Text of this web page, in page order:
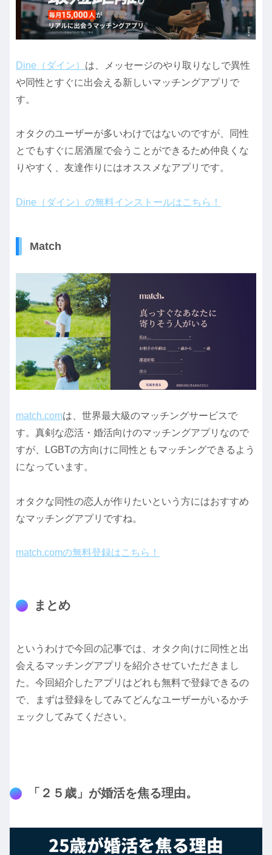
Dine（ダイン） は、メッセージのやり取りなしで異性
や同性とすぐに出会える新しいマッチングアプリで
す。
オタクのユーザーが多いわけではないのですが、同性
とでもすぐに居酒屋で会うことができるため仲良くな
りやすく、友達作りにはオススメなアプリです。
Dine（ダイン）の無料インストールはこちら！
Match
match.comは、世界最大級のマッチングサービスで
す。真剣な恋活・婚活向けのマッチングアプリなので
すが、LGBTの方向けに同性ともマッチングできるよう
になっています。
オタクな同性の恋人が作りたいという方にはおすすめ
なマッチングアプリですね。
match.comの無料登録はこちら！
まとめ
というわけで今回の記事では、オタク向けに同性と出
会えるマッチングアプリを紹介させていただきまし
た。今回紹介したアプリはどれも無料で登録できるの
で、まずは登録をしてみてどんなユーザーがいるかチ
ェックしてみてください。
「２５歳」が婚活を焦る理由。